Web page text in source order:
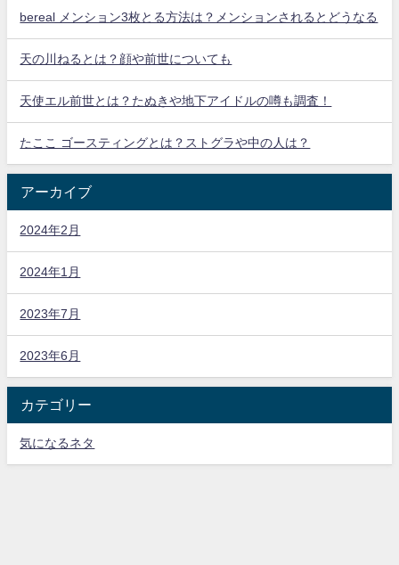
bereal メンション3枚とる方法は？メンションされるとどうなる
天の川ねるとは？顔や前世についても
天使エル前世とは？たぬきや地下アイドルの噂も調査！
たここ ゴースティングとは？ストグラや中の人は？
アーカイブ
2024年2月
2024年1月
2023年7月
2023年6月
カテゴリー
気になるネタ